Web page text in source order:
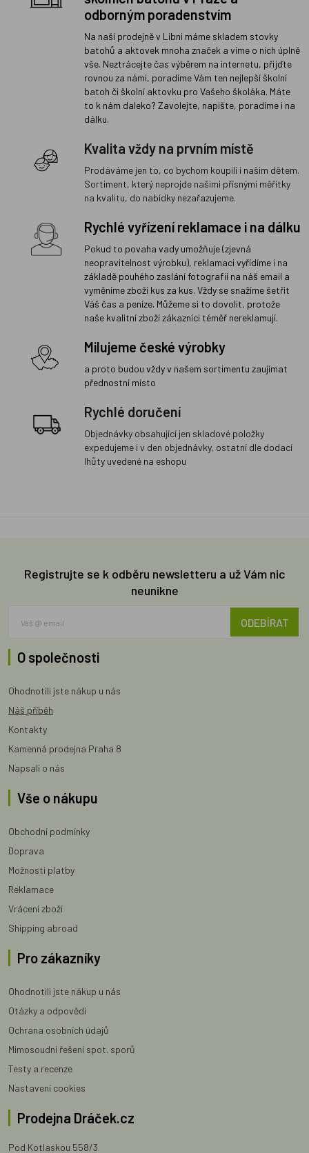
odborným poradenstvím
Na naší prodejně v Libni máme skladem stovky
batohů a aktovek mnoha značek a víme o nich úplně
vše. Neztrácejte čas výběrem na internetu, přijďte
rovnou za námi, poradíme Vám ten nejlepší školní
batoh či školní aktovku pro Vašeho školáka. Máte
to k nám daleko? Zavolejte, napište, poradíme i na
dálku.
Kvalita vždy na prvním místě
Prodáváme jen to, co bychom koupili i našim dětem.
Sortiment, který neprojde našimi přísnými měřítky
na kvalitu, do nabídky nezařazujeme.
Rychlé vyřízení reklamace i na dálku
Pokud to povaha vady umožňuje (zjevná
neopravitelnost výrobku), reklamaci vyřídíme i na
základě pouhého zaslání fotografií na náš email a
vyměníme zboží kus za kus. Vždy se snažíme šetřit
Váš čas a peníze. Můžeme si to dovolit, protože
naše kvalitní zboží zákazníci téměř nereklamují.
Milujeme české výrobky
a proto budou vždy v našem sortimentu zaujímat
přednostní místo
Rychlé doručení
Objednávky obsahující jen skladové položky
expedujeme i v den objednávky, ostatní dle dodací
lhůty uvedené na eshopu
Registrujte se k odběru newsletteru a už Vám nic
neunikne
ODEBÍRAT
O společnosti
Ohodnotili jste nákup u nás
Náš příběh
Kontakty
Kamenná prodejna Praha 8
Napsali o nás
Vše o nákupu
Obchodní podmínky
Doprava
Možnosti platby
Reklamace
Vrácení zboží
Shipping abroad
Pro zákazníky
Ohodnotili jste nákup u nás
Otázky a odpovědi
Ochrana osobních údajů
Mimosoudní řešení spot. sporů
Testy a recenze
Nastavení cookies
Prodejna Dráček.cz
Pod Kotlaskou 558/3